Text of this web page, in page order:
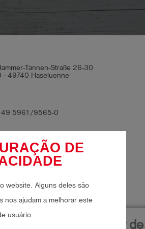
DE
website. Alguns deles são
nos ajudam a melhorar este
usuário.
Tannen-Straße 26-30
- 49740 Haseluenne
5961/9565-0
Coordenador